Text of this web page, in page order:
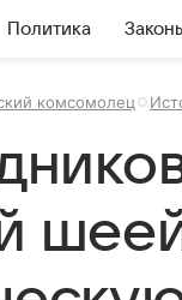
Политика
комсомолец